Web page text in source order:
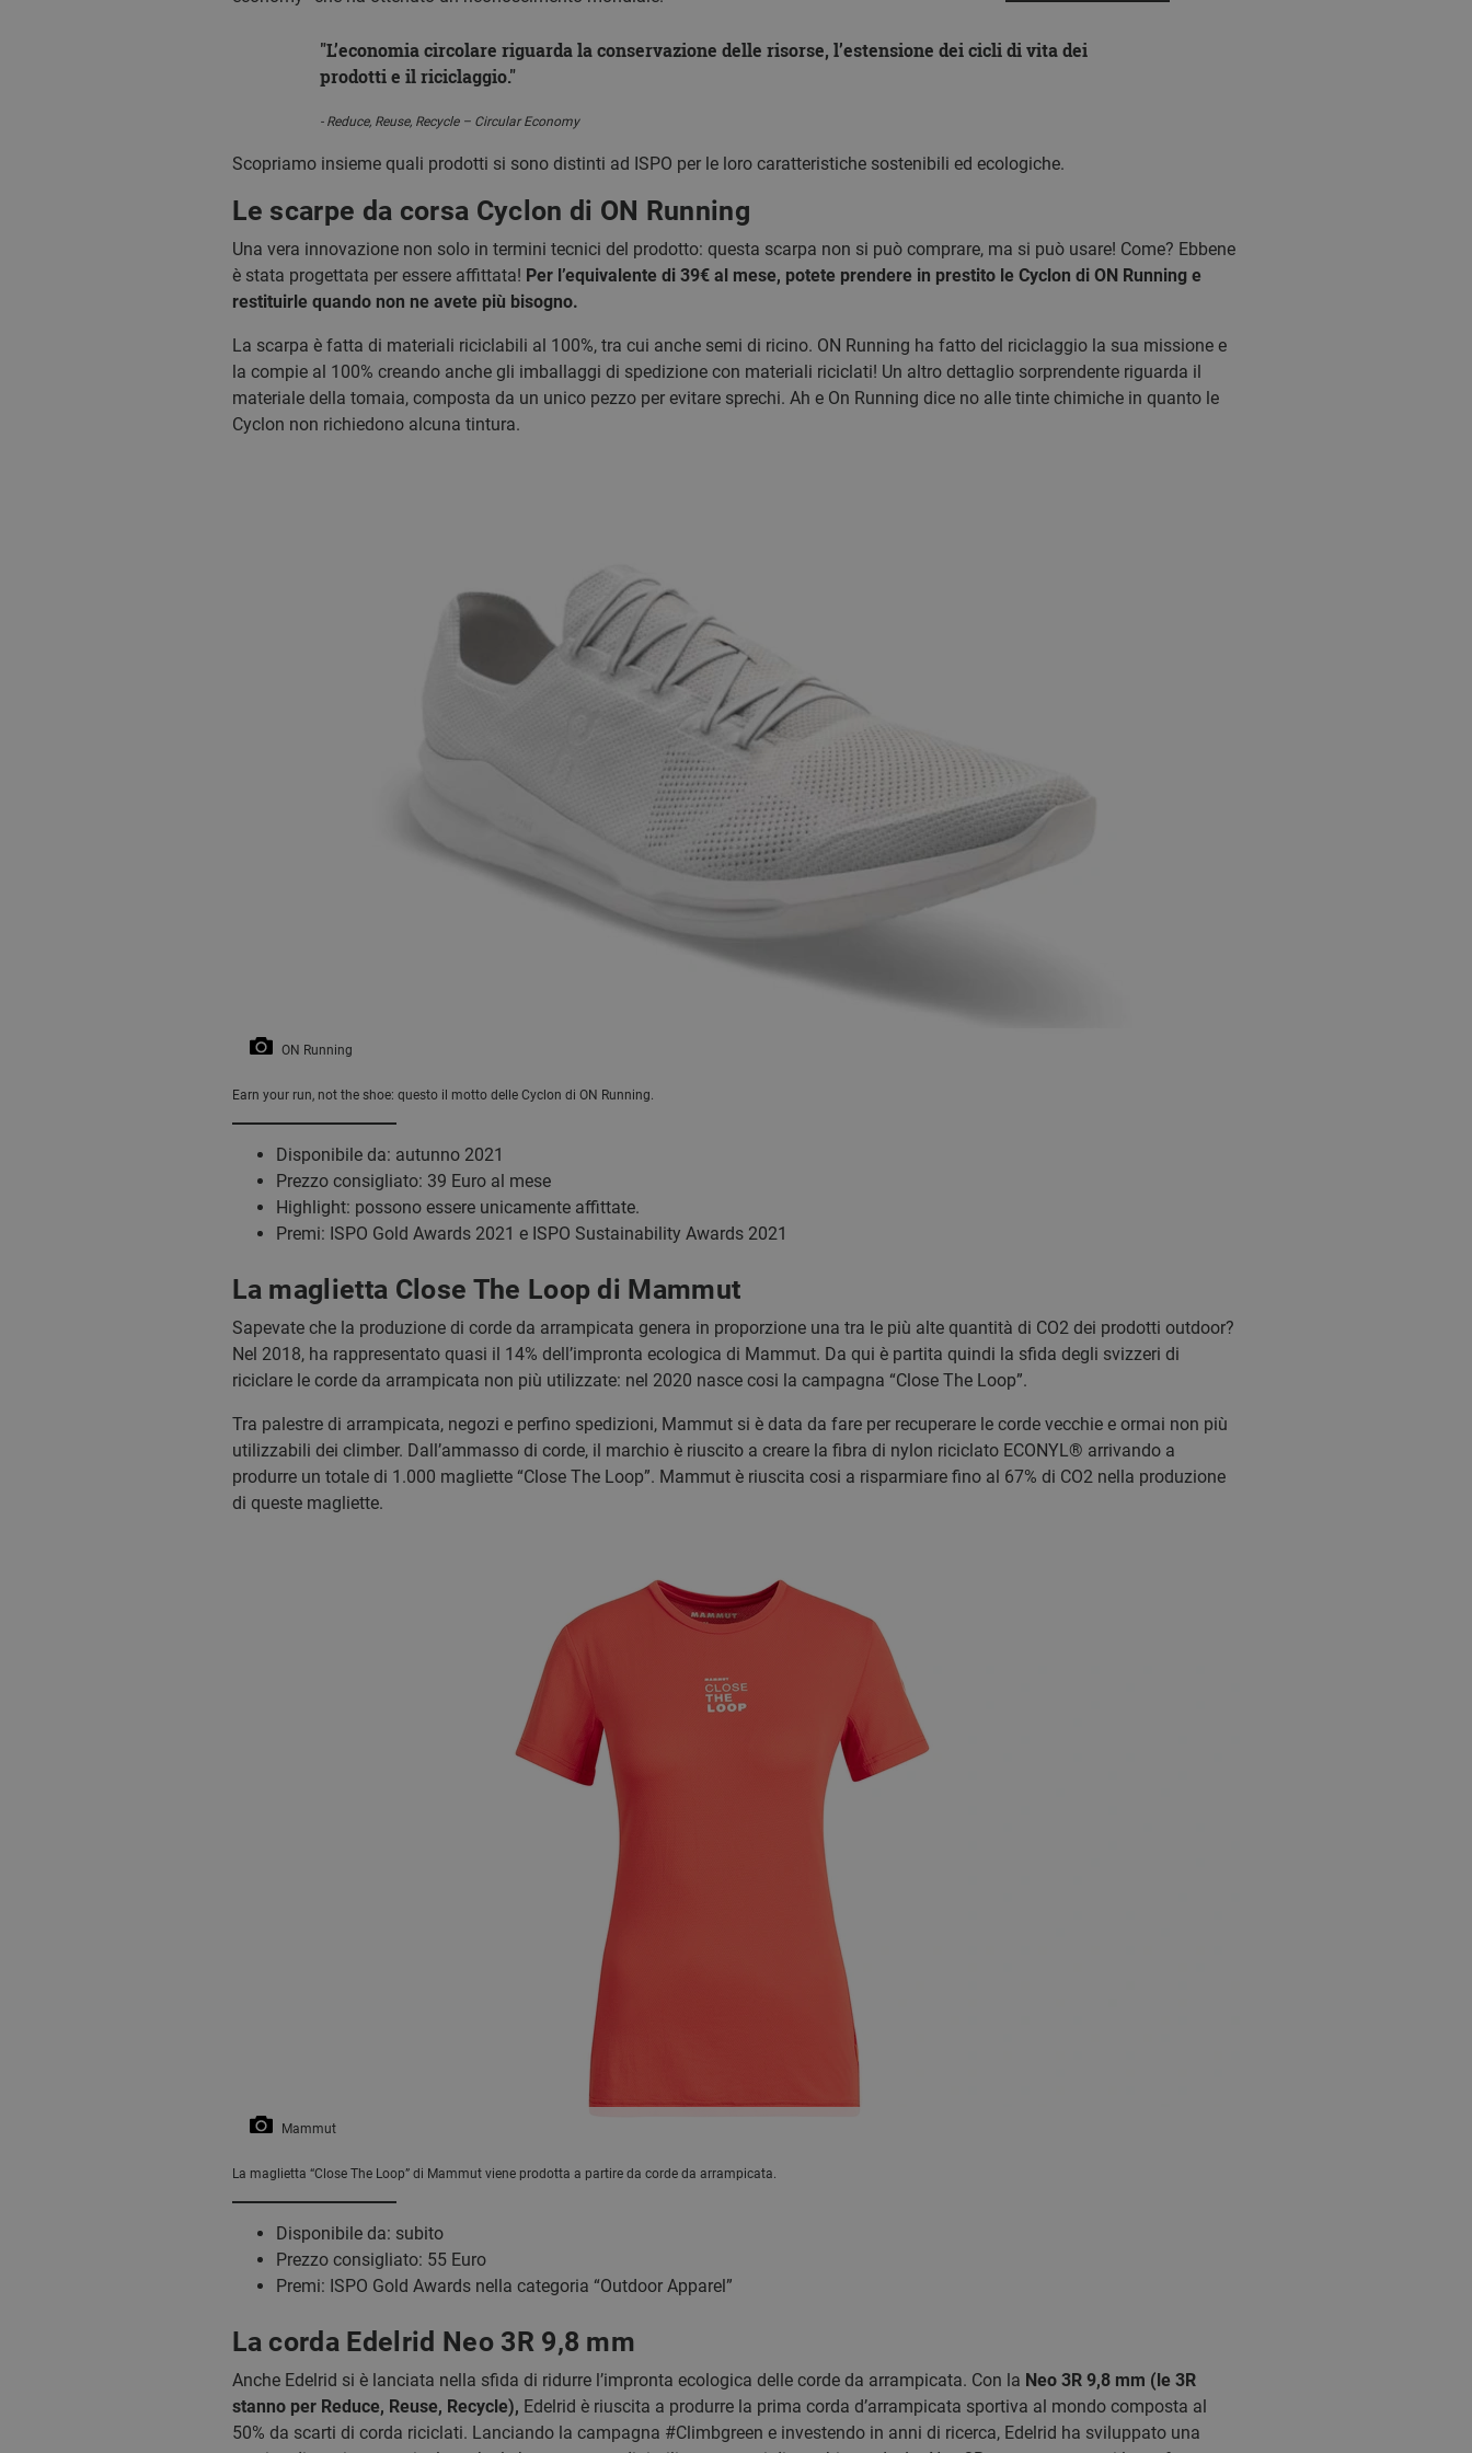
L’economia circolare riguarda la conservazione delle risorse, l’estensione dei cicli di vita dei
prodotti e il riciclaggio.
Reduce, Reuse, Recycle – Circular Economy
Scopriamo insieme quali prodotti si sono distinti ad ISPO per le loro caratteristiche sostenibili ed ecologiche.
Le scarpe da corsa Cyclon di ON Running
Una vera innovazione non solo in termini tecnici del prodotto: questa scarpa non si può comprare, ma si può usare! Come? Ebbene
è stata progettata per essere affittata! Per l’equivalente di 39€ al mese, potete prendere in prestito le Cyclon di ON Running e
restituirle quando non ne avete più bisogno.
La scarpa è fatta di materiali riciclabili al 100%, tra cui anche semi di ricino. ON Running ha fatto del riciclaggio la sua missione e
la compie al 100% creando anche gli imballaggi di spedizione con materiali riciclati! Un altro dettaglio sorprendente riguarda il
materiale della tomaia, composta da un unico pezzo per evitare sprechi. Ah e On Running dice no alle tinte chimiche in quanto le
Cyclon non richiedono alcuna tintura.
ON Running
Earn your run, not the shoe: questo il motto delle Cyclon di ON Running.
Disponibile da: autunno 2021
Prezzo consigliato: 39 Euro al mese
Highlight: possono essere unicamente affittate.
Premi: ISPO Gold Awards 2021 e ISPO Sustainability Awards 2021
La maglietta Close The Loop di Mammut
Sapevate che la produzione di corde da arrampicata genera in proporzione una tra le più alte quantità di CO2 dei prodotti outdoor?
Nel 2018, ha rappresentato quasi il 14% dell’impronta ecologica di Mammut. Da qui è partita quindi la sfida degli svizzeri di
riciclare le corde da arrampicata non più utilizzate: nel 2020 nasce cosi la campagna “Close The Loop”.
Tra palestre di arrampicata, negozi e perfino spedizioni, Mammut si è data da fare per recuperare le corde vecchie e ormai non più
utilizzabili dei climber. Dall’ammasso di corde, il marchio è riuscito a creare la fibra di nylon riciclato ECONYL® arrivando a
produrre un totale di 1.000 magliette “Close The Loop”. Mammut è riuscita cosi a risparmiare fino al 67% di CO2 nella produzione
di queste magliette.
Mammut
La maglietta “Close The Loop” di Mammut viene prodotta a partire da corde da arrampicata.
Disponibile da: subito
Prezzo consigliato: 55 Euro
Premi: ISPO Gold Awards nella categoria “Outdoor Apparel”
La corda Edelrid Neo 3R 9,8 mm
Anche Edelrid si è lanciata nella sfida di ridurre l’impronta ecologica delle corde da arrampicata. Con la Neo 3R 9,8 mm (le 3R
stanno per Reduce, Reuse, Recycle), Edelrid è riuscita a produrre la prima corda d’arrampicata sportiva al mondo composta al
50% da scarti di corda riciclati. Lanciando la campagna #Climbgreen e investendo in anni di ricerca, Edelrid ha sviluppato una